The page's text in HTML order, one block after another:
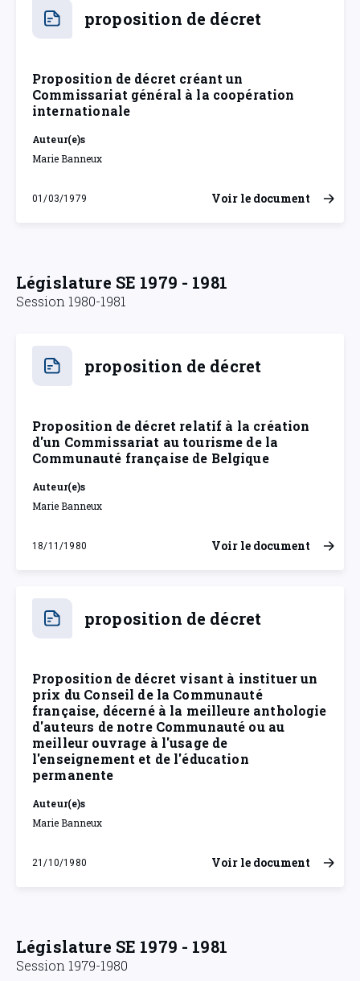
proposition de décret
Proposition de décret créant un
Commissariat général à la coopération
internationale
Auteur(e)s
Marie Banneux
01/03/1979
jeudi 1 mars 1979
Voir le document
Législature SE 1979 - 1981
Session 1980-1981
proposition de décret
Proposition de décret relatif à la création
d'un Commissariat au tourisme de la
Communauté française de Belgique
Auteur(e)s
Marie Banneux
18/11/1980
mardi 18 novembre 1980
Voir le document
proposition de décret
Proposition de décret visant à instituer un
prix du Conseil de la Communauté
française, décerné à la meilleure anthologie
d'auteurs de notre Communauté ou au
meilleur ouvrage à l'usage de
l'enseignement et de l'éducation
permanente
Auteur(e)s
Marie Banneux
21/10/1980
mardi 21 octobre 1980
Voir le document
Législature SE 1979 - 1981
Session 1979-1980